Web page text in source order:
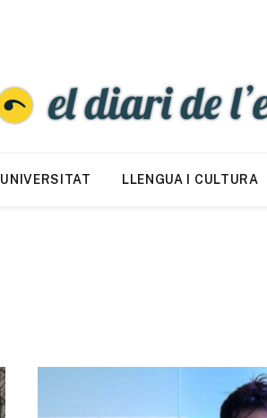
UNIVERSITAT LLENGUA I CULTURA